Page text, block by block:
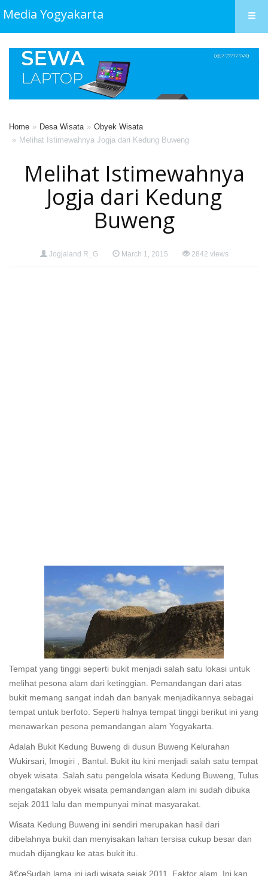
Media Yogyakarta
Home Desa Wisata
Obyek Wisata
Melihat Istimewahnya Jogja dari Kedung Buweng
Melihat Istimewahnya
Jogja dari Kedung
Buweng
Jogjaland R_G March 1, 2015 2842 views
Tempat yang tinggi seperti bukit menjadi salah satu lokasi untuk
melihat pesona alam dari ketinggian. Pemandangan dari atas
bukit memang sangat indah dan banyak menjadikannya sebagai
tempat untuk berfoto. Seperti halnya tempat tinggi berikut ini yang
menawarkan pesona pemandangan alam Yogyakarta.
Adalah Bukit Kedung Buweng di dusun Buweng Kelurahan
Wukirsari, Imogiri , Bantul. Bukit itu kini menjadi salah satu tempat
obyek wisata. Salah satu pengelola wisata Kedung Buweng, Tulus
mengatakan obyek wisata pemandangan alam ini sudah dibuka
sejak 2011 lalu dan mempunyai minat masyarakat.
Wisata Kedung Buweng ini sendiri merupakan hasil dari
dibelahnya bukit dan menyisakan lahan tersisa cukup besar dan
mudah dijangkau ke atas bukit itu.
â€œSudah lama ini jadi wisata sejak 2011. Faktor alam. Ini kan